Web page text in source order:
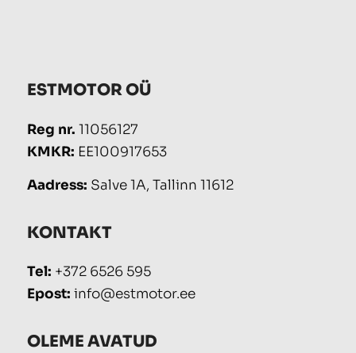
ESTMOTOR OÜ
Reg nr. 11056127
KMKR: EE100917653
Aadress: Salve 1A, Tallinn 11612
KONTAKT
Tel: +372 6526 595
Epost: info@estmotor.ee
OLEME AVATUD